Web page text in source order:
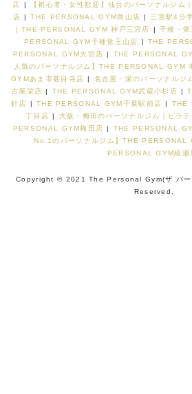
店
【初心者・女性歓迎】仙台のパーソナルジ
店
THE PERSONAL GYM岡山店
三宮駅4分
| THE PERSONAL GYM 神戸三宮店
千種・
PERSONAL GYM千種覚王山店
THE
PERSONAL GYM大宮店
THE PERSONAL
人気のパーソナルジム】THE PERSONAL GYM
GYMあま市甚目寺店
名古屋・栄のパーソナル
古屋栄店
THE PERSONAL GYM武蔵小杉店
針店
THE PERSONAL GYM千葉駅前店
THE
丁目店
大阪・梅田のパーソナルジム｜ピラ
PERSONAL GYM梅田店
THE PERSONAL
No.1のパーソナルジム】THE PERSONAL
PERSONAL GYM綾瀬
Copyright © 2021 The Personal Gym(ザ パ
Reserved.